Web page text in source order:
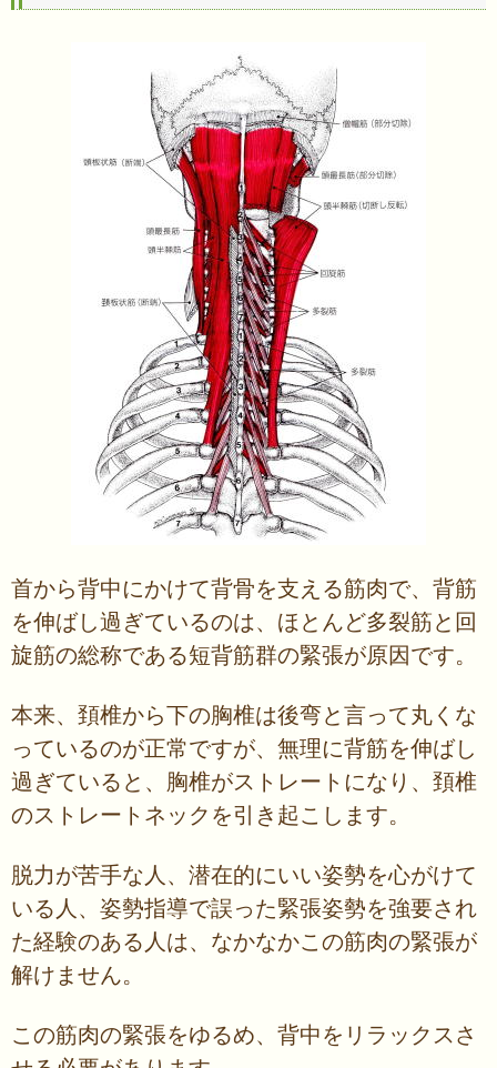
首から背中にかけて背骨を支える筋肉で、背筋
を伸ばし過ぎているのは、ほとんど多裂筋と回
旋筋の総称である短背筋群の緊張が原因です。
本来、頚椎から下の胸椎は後弯と言って丸くな
っているのが正常ですが、無理に背筋を伸ばし
過ぎていると、胸椎がストレートになり、頚椎
のストレートネックを引き起こします。
脱力が苦手な人、潜在的にいい姿勢を心がけて
いる人、姿勢指導で誤った緊張姿勢を強要され
た経験のある人は、なかなかこの筋肉の緊張が
解けません。
この筋肉の緊張をゆるめ、背中をリラックスさ